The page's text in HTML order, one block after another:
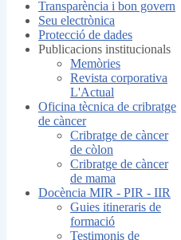
Transparència i bon govern
Seu electrònica
Protecció de dades
Publicacions institucionals
Memòries
Revista corporativa
L'Actual
Oficina tècnica de cribratge
de càncer
Cribratge de càncer
de còlon
Cribratge de càncer
de mama
Docència MIR - PIR - IIR
Guies itineraris de
formació
Testimonis de